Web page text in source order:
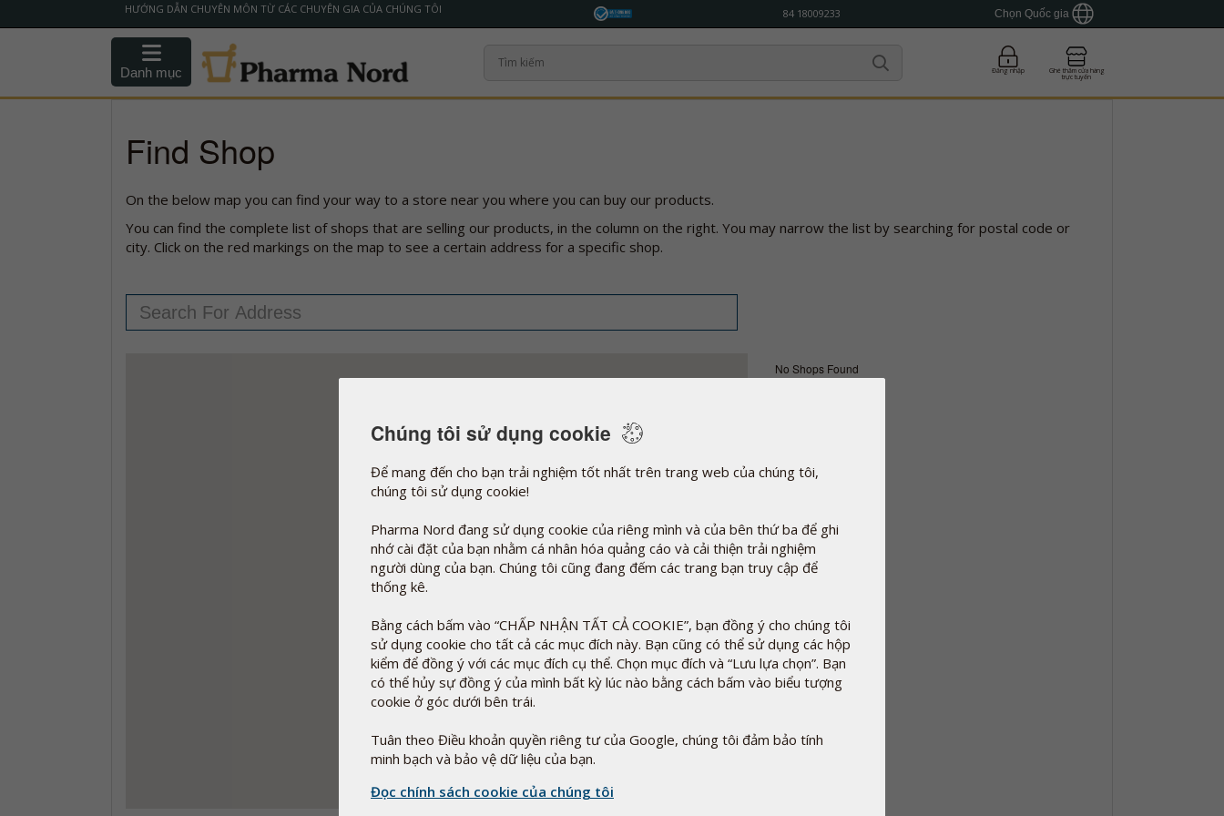
HƯỚNG DẪN CHUYÊN MÔN TỪ CÁC CHUYÊN GIA CỦA CHÚNG TÔI 84 18009233 Chọn Quốc gia
Danh mục Đăng nhập Ghé thăm cửa hàng
trực tuyến
Find Shop
On the below map you can find your way to a store near you where you can buy our products.
You can find the complete list of shops that are selling our products, in the column on the right. You may narrow the list by searching for postal code or
city. Click on the red markings on the map to see a certain address for a specific shop.
No Shops Found
Chúng tôi sử dụng cookie
Để mang đến cho bạn trải nghiệm tốt nhất trên trang web của chúng tôi,
chúng tôi sử dụng cookie!
Pharma Nord đang sử dụng cookie của riêng mình và của bên thứ ba để ghi
nhớ cài đặt của bạn nhằm cá nhân hóa quảng cáo và cải thiện trải nghiệm
người dùng của bạn. Chúng tôi cũng đang đếm các trang bạn truy cập để
thống kê.
Bằng cách bấm vào “CHẤP NHẬN TẤT CẢ COOKIE”, bạn đồng ý cho chúng tôi
sử dụng cookie cho tất cả các mục đích này. Bạn cũng có thể sử dụng các hộp
kiểm để đồng ý với các mục đích cụ thể. Chọn mục đích và “Lưu lựa chọn”. Bạn
có thể hủy sự đồng ý của mình bất kỳ lúc nào bằng cách bấm vào biểu tượng
cookie ở góc dưới bên trái.
Tuân theo Điều khoản quyền riêng tư của Google, chúng tôi đảm bảo tính
minh bạch và bảo vệ dữ liệu của bạn.
Đọc chính sách cookie của chúng tôi